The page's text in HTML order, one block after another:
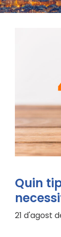
Quin
21 d'agost